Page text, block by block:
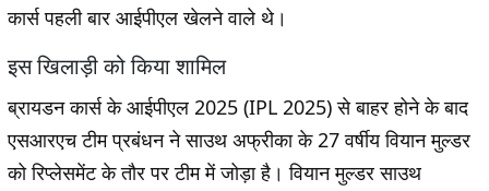
कार्स पहली बार आईपीएल खेलने वाले थे।
इस खिलाड़ी को किया शामिल
ब्रायडन कार्स के आईपीएल 2025 (IPL 2025) से बाहर होने के बाद
एसआरएच टीम प्रबंधन ने साउथ अफ्रीका के 27 वर्षीय वियान मुल्डर
को रिप्लेसमेंट के तौर पर टीम में जोड़ा है। वियान मुल्डर साउथ